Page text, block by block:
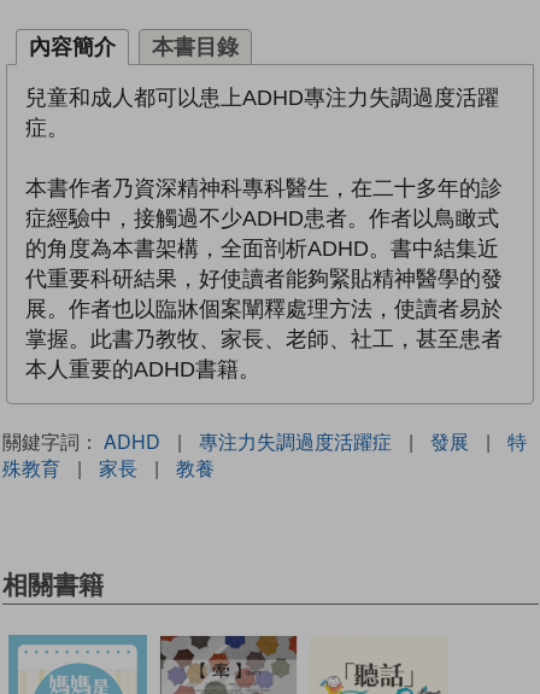
內容簡介 本書目錄
兒童和成人都可以患上ADHD專注力失調過度活躍
症。
本書作者乃資深精神科專科醫生，在二十多年的診
症經驗中，接觸過不少ADHD患者。作者以鳥瞰式
的角度為本書架構，全面剖析ADHD。書中結集近
代重要科研結果，好使讀者能夠緊貼精神醫學的發
展。作者也以臨牀個案闡釋處理方法，使讀者易於
掌握。此書乃教牧、家長、老師、社工，甚至患者
本人重要的ADHD書籍。
關鍵字詞： ADHD | 專注力失調過度活躍症 | 發展 |
特
殊教育
| 家長 | 教養
相關書籍